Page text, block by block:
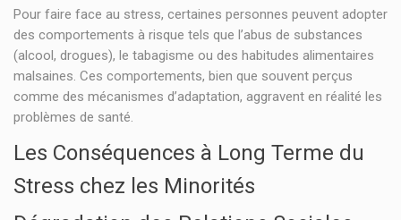
Pour faire face au stress, certaines personnes peuvent adopter
des comportements à risque tels que l’abus de substances
(alcool, drogues), le tabagisme ou des habitudes alimentaires
malsaines. Ces comportements, bien que souvent perçus
comme des mécanismes d’adaptation, aggravent en réalité les
problèmes de santé.
Les Conséquences à Long Terme du
Stress chez les Minorités